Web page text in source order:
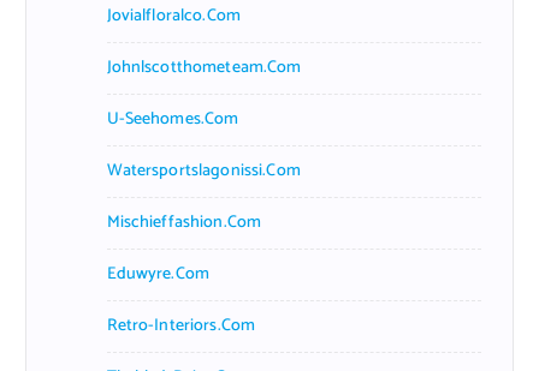
Jovialfloralco.com
Johnlscotthometeam.com
U-Seehomes.com
Watersportslagonissi.com
Mischieffashion.com
Eduwyre.com
Retro-Interiors.com